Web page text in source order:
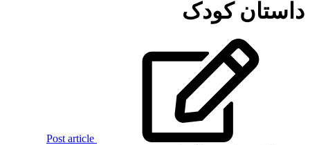
داستان کودک